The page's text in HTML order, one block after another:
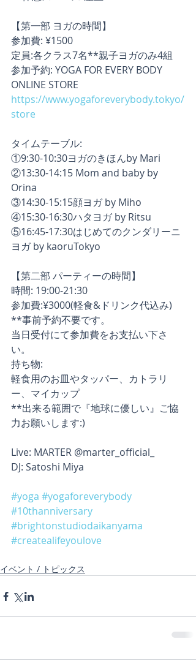
【第一部 ヨガの時間】
参加費: ¥1500
定員:各クラス7名**親子ヨガのみ4組
参加予約: YOGA FOR EVERY BODY
ONLINE STORE
https://www.yogaforeverybody.tokyo/
store
タイムテーブル:
①9:30-10:30ヨガのきほんby Mari
②13:30-14:15 Mom and baby by
Orina
③14:30-15:15顔ヨガ by Miho
④15:30-16:30ハタヨガ by Ritsu
⑤16:45-17:30はじめてのクンダリーニ
ヨガ by kaoruTokyo
【第二部 パーティーの時間】
時間: 19:00-21:30
参加費:¥3000(軽食&ドリンク代込み)
**事前予約不要です。
当日受付にて参加費をお支払い下さ
い。
持ち物:
軽食用のお皿やタッパー、カトラリ
ー、マイカップ
**出来る範囲で『地球に優しい』ご協
力お願いします:)
Live: MARTER @marter_official_
DJ: Satoshi Miya
#yoga #yogaforeverybody
#10thanniversary
#brightonstudiodaikanyama
#createalifeyoulove
イベント / トピックス